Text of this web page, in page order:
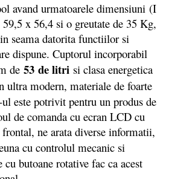
urmatoarele dimensiuni (I
x 56,4 si o greutate de 35 Kg,
seama datorita functiilor si
dispune. Cuptorul incorporabil
de 53 de litri si clasa energetica
ultra modern, materiale de foarte
este potrivit pentru un produs de
de comanda cu ecran LCD cu
ne arata diverse informatii,
cu controlul mecanic si
butoane rotative fac ca acest